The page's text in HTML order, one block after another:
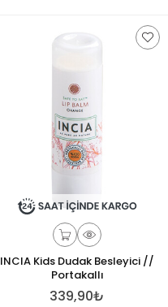
INCIA Kids Dudak Besleyici //
Portakallı
339,90₺